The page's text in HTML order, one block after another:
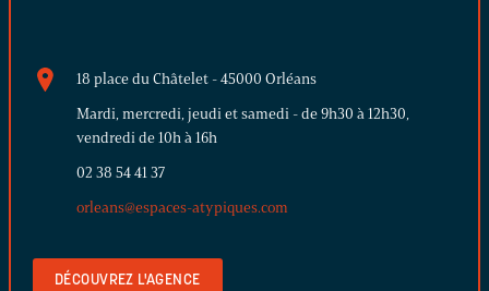
18 place du Châtelet - 45000 Orléans
Mardi, mercredi, jeudi et samedi - de 9h30 à 12h30,
vendredi de 10h à 16h
02 38 54 41 37
orleans@espaces-atypiques.com
DÉCOUVREZ L'AGENCE